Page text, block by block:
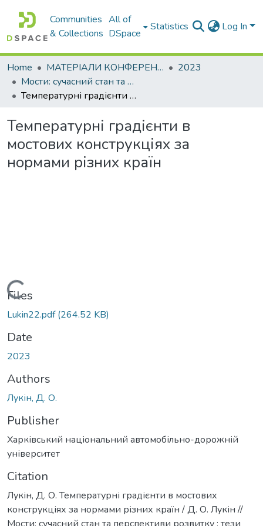
Communities
& Collections
All of
DSpace
Statistics Log In
Home МАТЕРІАЛИ КОНФЕРЕНЦІЙ
2023
Мости: сучасний стан та перспективи розвитку
Температурні градієнти в мостових конструкціях за нормами різних країн
Температурні градієнти в
мостових конструкціях за
нормами різних країн
Loading...
Files
Lukin22.pdf(264.52 KB)
Date
2023
Authors
Лукін, Д. О.
Publisher
Харківський національний автомобільно-дорожній
університет
Citation
Лукін, Д. О. Температурні градієнти в мостових
конструкціях за нормами різних країн / Д. О. Лукін //